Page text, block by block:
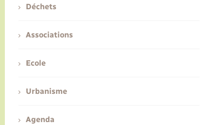
Déchets
Associations
Ecole
Urbanisme
Agenda